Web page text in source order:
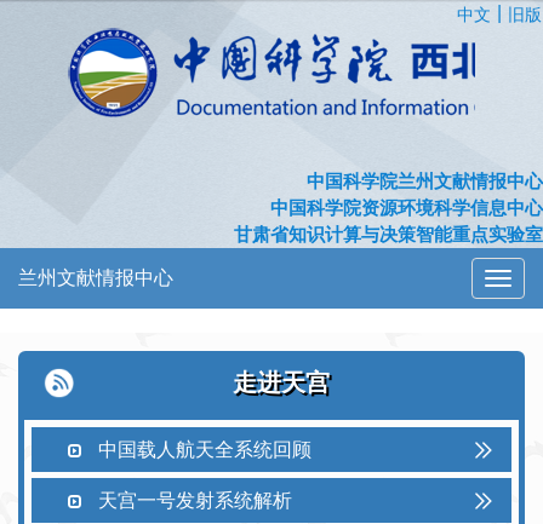
中文 旧版
中国科学院兰州文献情报中心
中国科学院资源环境科学信息中心
甘肃省知识计算与决策智能重点实验室
切
换
兰州文献情报中心
走进天宫
中国载人航天全系统回顾
天宫一号发射系统解析